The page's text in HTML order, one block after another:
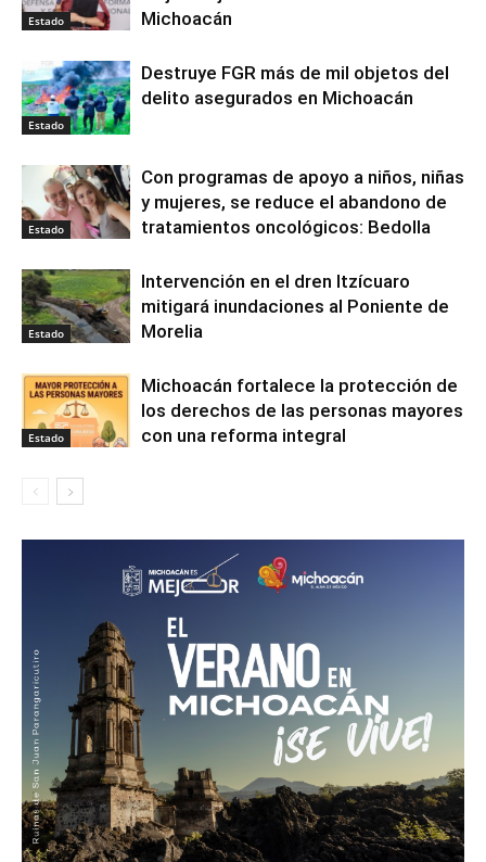
Estado
Michoacán
Estado
Destruye FGR más de mil objetos del
delito asegurados en Michoacán
Estado
Con programas de apoyo a niños, niñas
y mujeres, se reduce el abandono de
tratamientos oncológicos: Bedolla
Estado
Intervención en el dren Itzícuaro
mitigará inundaciones al Poniente de
Morelia
Estado
Michoacán fortalece la protección de
los derechos de las personas mayores
con una reforma integral